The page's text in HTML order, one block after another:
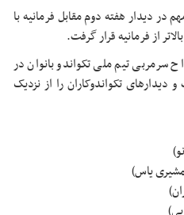
دیدار هفته دوم مقابل فرمانیه با
سرمربی تیم ملی تکواندو بانوان در
تکواندوکاران را از نزدیک
یاس)